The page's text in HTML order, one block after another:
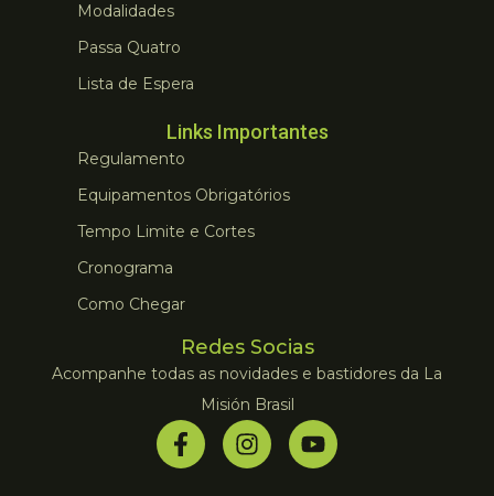
Modalidades
Passa Quatro
Lista de Espera
Links Importantes
Regulamento
Equipamentos Obrigatórios
Tempo Limite e Cortes
Cronograma
Como Chegar
Redes Socias
Acompanhe todas as novidades e bastidores da La
Misión Brasil